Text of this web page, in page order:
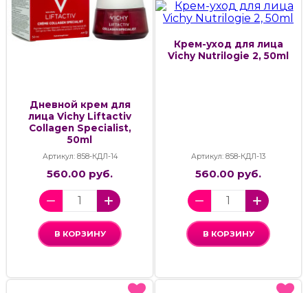
Дневной крем для
лица Vichy Liftactiv
Collagen Specialist,
50ml
Артикул: 858-КДЛ-14
560.00 руб.
В КОРЗИНУ
Крем-уход для лица
Vichy Nutrilogie 2, 50ml
Артикул: 858-КДЛ-13
560.00 руб.
В КОРЗИНУ